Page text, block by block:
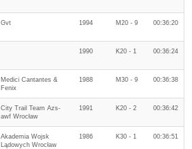
Gvt 1994 M20 - 9 00:36:20
1990 K20 - 1 00:36:24
Medici Cantantes &
Fenix
1988 M30 - 9 00:36:38
City Trail Team Azs-
awf Wrocław
1991 K20 - 2 00:36:42
Akademia Wojsk
Lądowych Wrocław
1986 K30 - 1 00:36:51